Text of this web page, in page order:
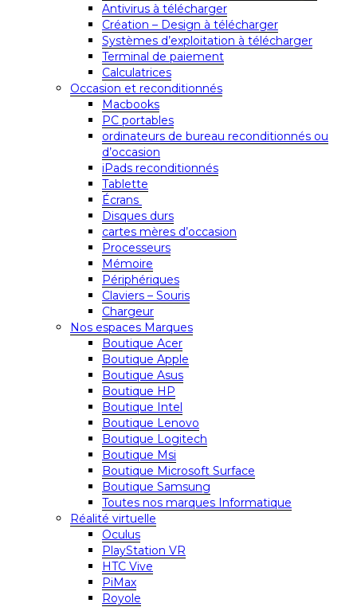
Antivirus à télécharger
Création – Design à télécharger
Systèmes d’exploitation à télécharger
Terminal de paiement
Calculatrices
Occasion et reconditionnés
Macbooks
PC portables
ordinateurs de bureau reconditionnés ou
d’occasion
iPads reconditionnés
Tablette
Écrans
Disques durs
cartes mères d’occasion
Processeurs
Mémoire
Périphériques
Claviers – Souris
Chargeur
Nos espaces Marques
Boutique Acer
Boutique Apple
Boutique Asus
Boutique HP
Boutique Intel
Boutique Lenovo
Boutique Logitech
Boutique Msi
Boutique Microsoft Surface
Boutique Samsung
Toutes nos marques Informatique
Réalité virtuelle
Oculus
PlayStation VR
HTC Vive
PiMax
Royole